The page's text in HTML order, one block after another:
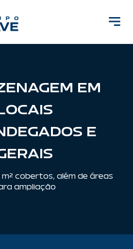
EM
E
cobertos, além de áreas
ampliação